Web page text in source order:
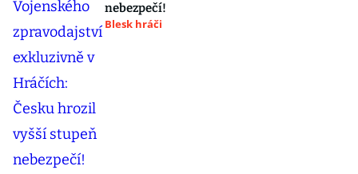
nebezpečí!
Blesk hráči